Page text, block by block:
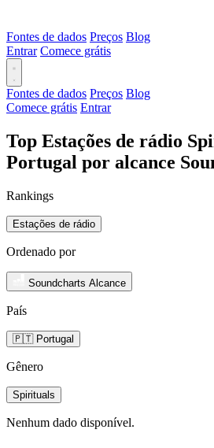
Fontes de dados Preços Blog
Entrar Comece grátis
Fontes de dados Preços Blog
Comece grátis Entrar
Top Estações de rádio
Portugal por alcance
Rankings
Estações de rádio
Ordenado por
Soundcharts Alcance
País
🇵🇹 Portugal
Gênero
Spirituals
Nenhum dado disponível.